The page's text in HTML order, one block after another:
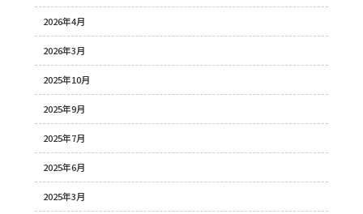
2026年4月
2026年3月
2025年10月
2025年9月
2025年7月
2025年6月
2025年3月